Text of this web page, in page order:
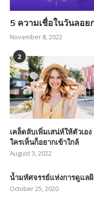
5 ความเชื่อในวันลอย
November 8, 2022
2
เคล็ดลับเพิ่มเสน่ห์ให้ตัวเอง
ใครเห็นก็อยากเข้าใกล้
August 3, 2022
น้ำมหัศจรรย์แห่งการดูแล
October 25, 2020